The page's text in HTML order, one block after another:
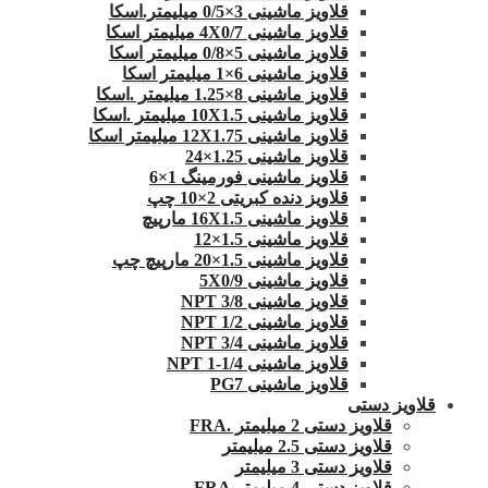
قلاویز ماشینی 3×0/5 میلیمتر.اسکا
قلاویز ماشینی 4X0/7 میلیمتر اسکا
قلاویز ماشینی 5×0/8 میلیمتر اسکا
قلاویز ماشینی 6×1 میلیمتر اسکا
قلاویز ماشینی 8×1.25 میلیمتر .اسکا
قلاویز ماشینی 10X1.5 میلیمتر .اسکا
قلاویز ماشینی 12X1.75 میلیمتر اسکا
قلاویز ماشینی 1.25×24
قلاویز ماشینی فورمینگ 1×6
قلاویز دنده کبریتی 2×10 چپ
قلاویز ماشینی 16X1.5 مارپیچ
قلاویز ماشینی 1.5×12
قلاویز ماشینی 1.5×20 مارپیچ چپ
قلاویز ماشینی 5X0/9
قلاویز ماشینی 3/8 NPT
قلاویز ماشینی 1/2 NPT
قلاویز ماشینی 3/4 NPT
قلاویز ماشینی 1/4-1 NPT
قلاویز ماشینی PG7
قلاویز دستی
قلاویز دستی 2 میلیمتر .FRA
قلاویز دستی 2.5 میلیمتر
قلاویز دستی 3 میلیمتر